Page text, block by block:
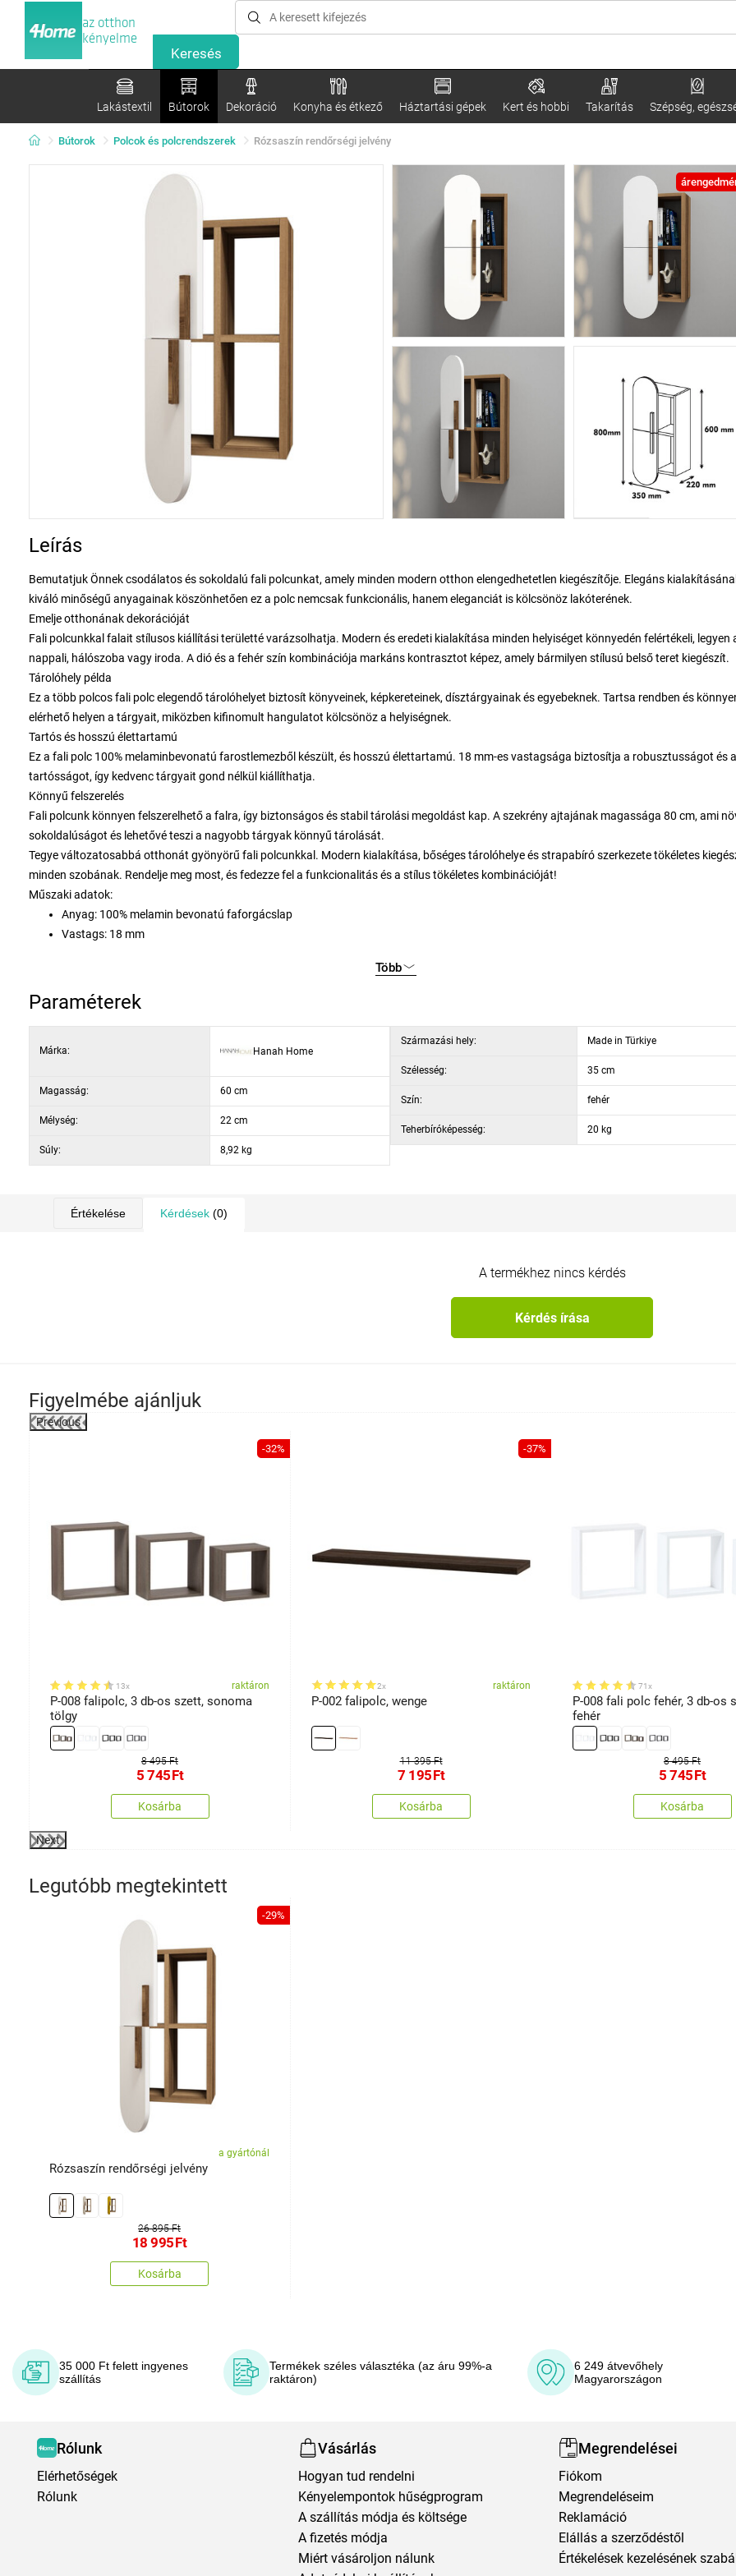
az otthon
kényelme
Lakástextil Bútorok Dekoráció Konyha és étkező Háztartási gépek Kert és hobbi Takarítás Szépség,
Bútorok Polcok és polcrendszerek Rózsaszín rendőrségi jelvény
Leírás
Bemutatjuk Önnek csodálatos és sokoldalú fali polcunkat, amely minden modern otthon elengedhetetlen kiegészítője. Elegáns
kiváló minőségű anyagainak köszönhetően ez a polc nemcsak funkcionális, hanem eleganciát is kölcsönöz lakóterének.
Emelje otthonának dekorációját
Fali polcunkkal falait stílusos kiállítási területté varázsolhatja. Modern és eredeti kialakítása minden helyiséget könnyedén felértékeli, legyen
nappali, hálószoba vagy iroda. A dió és a fehér szín kombinációja markáns kontrasztot képez, amely bármilyen stílusú belső teret kiegészít.
Tárolóhely példa
Ez a több polcos fali polc elegendő tárolóhelyet biztosít könyveinek, képkereteinek, dísztárgyainak és egyebeknek. Tartsa rendben és
elérhető helyen a tárgyait, miközben kifinomult hangulatot kölcsönöz a helyiségnek.
Tartós és hosszú élettartamú
Ez a fali polc 100% melaminbevonatú farostlemezből készült, és hosszú élettartamú. 18 mm-es vastagsága biztosítja a robusztusságot és a
tartósságot, így kedvenc tárgyait gond nélkül kiállíthatja.
Könnyű felszerelés
Fali polcunk könnyen felszerelhető a falra, így biztonságos és stabil tárolási megoldást kap. A szekrény ajtajának magassága 80 cm, ami
sokoldalúságot és lehetővé teszi a nagyobb tárgyak könnyű tárolását.
Tegye változatosabbá otthonát gyönyörű fali polcunkkal. Modern kialakítása, bőséges tárolóhelye és strapabíró szerkezete tökéletes
minden szobának. Rendelje meg most, és fedezze fel a funkcionalitás és a stílus tökéletes kombinációját!
Műszaki adatok:
Anyag: 100% melamin bevonatú faforgácslap
Vastags: 18 mm
Mélység: 22 cm
Szekrény ajtó magassága: 80 cm
Több
Paraméterek
Márka: Hanah Home
Magasság: 60 cm
Mélység: 22 cm
Súly: 8,92 kg
Származási hely: Made in Türkiye
Szélesség: 35 cm
Szín: fehér
Teherbíróképesség: 20 kg
Értékelése Kérdések (0)
A termékhez nincs kérdés
Kérdés írása
Figyelmébe ajánljuk
Previous
-32%
13x raktáron
P-008 falipolc, 3 db-os szett, sonoma
tölgy
8 495 Ft
5 745Ft
Kosárba
-37%
2x raktáron
P-002 falipolc, wenge
11 395 Ft
7 195Ft
Kosárba
71x
P-008 fali polc fehér, 3 db-os
fehér
8 495 Ft
5 745Ft
Kosárba
Next
Legutóbb megtekintett
-29%
a gyártónál
Rózsaszín rendőrségi jelvény
26 895 Ft
18 995Ft
Kosárba
35 000 Ft felett ingyenes
szállítás
Termékek széles választéka (az áru 99%-a
raktáron)
6 249 átvevőhely
Magyarországon
Rólunk
Elérhetőségek
Rólunk
Vásárlás
Hogyan tud rendelni
Kényelempontok hűségprogram
A szállítás módja és költsége
A fizetés módja
Miért vásároljon nálunk
Megrendelései
Fiókom
Megrendeléseim
Reklamáció
Elállás a szerződéstől
Értékelések kezelésének